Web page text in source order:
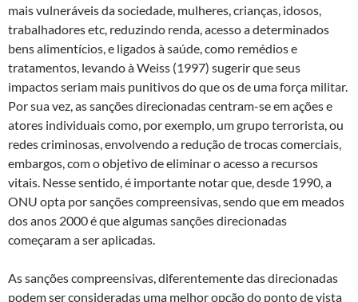
mais vulneráveis da sociedade, mulheres, crianças, idosos,
trabalhadores etc, reduzindo renda, acesso a determinados
bens alimentícios, e ligados à saúde, como remédios e
tratamentos, levando à Weiss (1997) sugerir que seus
impactos seriam mais punitivos do que os de uma força militar.
Por sua vez, as sanções direcionadas centram-se em ações e
atores individuais como, por exemplo, um grupo terrorista, ou
redes criminosas, envolvendo a redução de trocas comerciais,
embargos, com o objetivo de eliminar o acesso a recursos
vitais. Nesse sentido, é importante notar que, desde 1990, a
ONU opta por sanções compreensivas, sendo que em meados
dos anos 2000 é que algumas sanções direcionadas
começaram a ser aplicadas.
As sanções compreensivas, diferentemente das direcionadas
podem ser consideradas uma melhor opção do ponto de vista